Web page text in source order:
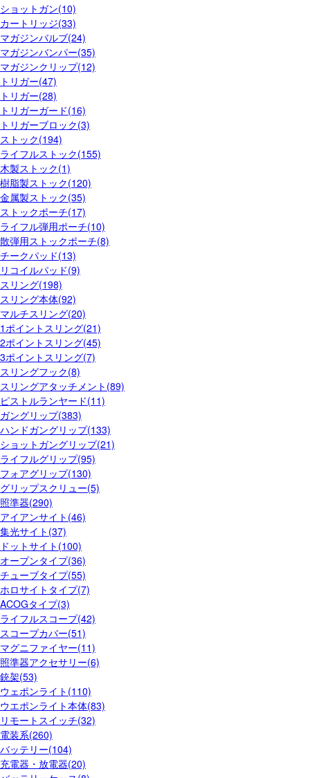
ショットガン(10)
カートリッジ(33)
マガジンバルブ(24)
マガジンバンパー(35)
マガジンクリップ(12)
トリガー(47)
トリガー(28)
トリガーガード(16)
トリガーブロック(3)
ストック(194)
ライフルストック(155)
木製ストック(1)
樹脂製ストック(120)
金属製ストック(35)
ストックポーチ(17)
ライフル弾用ポーチ(10)
散弾用ストックポーチ(8)
チークパッド(13)
リコイルパッド(9)
スリング(198)
スリング本体(92)
マルチスリング(20)
1ポイントスリング(21)
2ポイントスリング(45)
3ポイントスリング(7)
スリングフック(8)
スリングアタッチメント(89)
ピストルランヤード(11)
ガングリップ(383)
ハンドガングリップ(133)
ショットガングリップ(21)
ライフルグリップ(95)
フォアグリップ(130)
グリップスクリュー(5)
照準器(290)
アイアンサイト(46)
集光サイト(37)
ドットサイト(100)
オープンタイプ(36)
チューブタイプ(55)
ホロサイトタイプ(7)
ACOGタイプ(3)
ライフルスコープ(42)
スコープカバー(51)
マグニファイヤー(11)
照準器アクセサリー(6)
銃架(53)
ウェポンライト(110)
ウエポンライト本体(83)
リモートスイッチ(32)
電装系(260)
バッテリー(104)
充電器・放電器(20)